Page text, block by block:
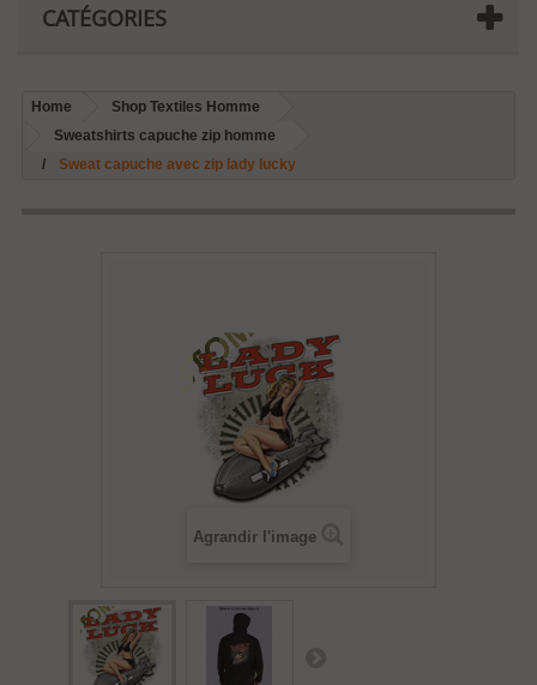
CATÉGORIES
Home
Shop Textiles Homme
Sweatshirts capuche zip homme
Sweat capuche avec zip lady lucky
Agrandir l'image